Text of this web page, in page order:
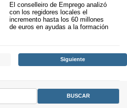
El conselleiro de Emprego analizó
con los regidores locales el
incremento hasta los 60 millones
de euros en ayudas a la formación
Siguiente